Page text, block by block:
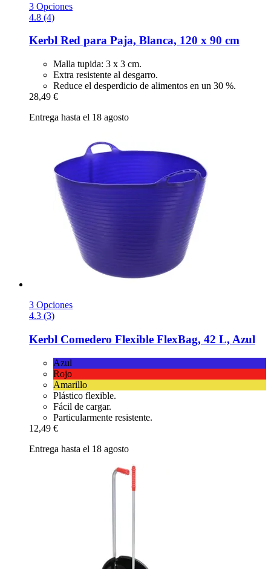
3 Opciones
4.8 (4)
Kerbl Red para Paja, Blanca, 120 x 90 cm
Malla tupida: 3 x 3 cm.
Extra resistente al desgarro.
Reduce el desperdicio de alimentos en un 30 %.
28,49 €
Entrega hasta el 18 agosto
3 Opciones
4.3 (3)
Kerbl Comedero Flexible FlexBag, 42 L, Azul
Azul
Rojo
Amarillo
Plástico flexible.
Fácil de cargar.
Particularmente resistente.
12,49 €
Entrega hasta el 18 agosto